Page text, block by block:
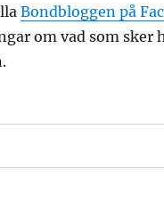
Bondbloggen på
om vad som sker